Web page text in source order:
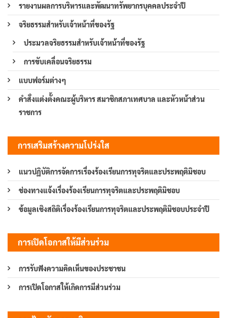
รายงานผลการบริหารและพัฒนาทรัพยากรบุคคลประจำปี
จริยธรรมสำหรับเจ้าหน้าที่ของรัฐ
ประมวลจริยธรรมสำหรับเจ้าหน้าที่ของรัฐ
การขับเคลื่อนจริยธรรม
แบบฟอร์มต่างๆ
คำสั่งแต่งตั้งคณะผู้บริหาร สมาชิกสภาเทศบาล และหัวหน้าส่วน
ราชการ
การเสริมสร้างความโปร่งใส
แนวปฏิบัติการจัดการเรื่องร้องเรียนการทุจริตและประพฤติมิชอบ
ช่องทางแจ้งเรื่องร้องเรียนการทุจริตและประพฤติมิชอบ
ข้อมูลเชิงสถิติเรื่องร้องเรียนการทุจริตและประพฤติมิชอบประจำปี
การเปิดโอกาสให้มีส่วนร่วม
การรับฟังความคิดเห็นของประชาชน
การเปิดโอกาสให้เกิดการมีส่วนร่วม